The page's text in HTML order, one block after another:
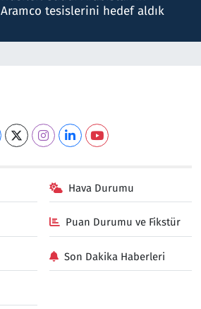
Aramco tesislerini hedef aldık
Hava Durumu
Puan Durumu ve Fikstür
Son Dakika Haberleri